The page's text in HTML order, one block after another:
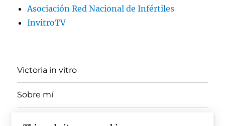
Asociación Red Nacional de Infértiles
InvitroTV
Victoria in vitro
Sobre mí